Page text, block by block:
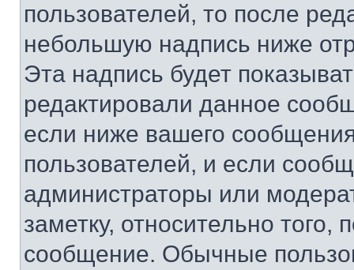
пользователей, то после
небольшую надпись ниже
Эта надпись будет
редактировали данное
если ниже вашего
пользователей, и если
администраторы или
заметку, относительно
сообщение. Обычные